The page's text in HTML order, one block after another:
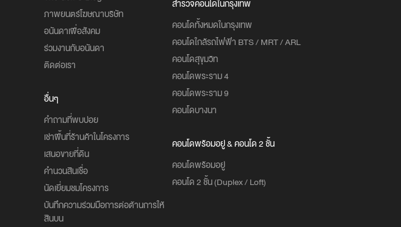
ภาพยนตร์โฆษณาบริษัท
อนันดาเพื่อสังคม
ร่วมงานกับอนันดา
ติดต่อเรา
อื่นๆ
คำถามที่พบบ่อย
เช่าพื้นที่ร้านค้าในโครงการ
เสนอขายที่ดิน
คำนวนสินเชื่อ
นัดเยี่ยมชมโครงการ
บันทึกความร่วมมือการต่อต้านการให้
สินบน
สำรวจคอนโดในกรุงเทพ
คอนโดทั้งหมดในกรุงเทพ
คอนโดใกล้รถไฟฟ้า BTS / MRT / ARL
คอนโดสุขุมวิท
คอนโดพระราม 4
คอนโดพระราม 9
คอนโดบางนา
คอนโดพร้อมอยู่ & คอนโด 2 ชั้น
คอนโดพร้อมอยู่
คอนโด 2 ชั้น (Duplex / Loft)